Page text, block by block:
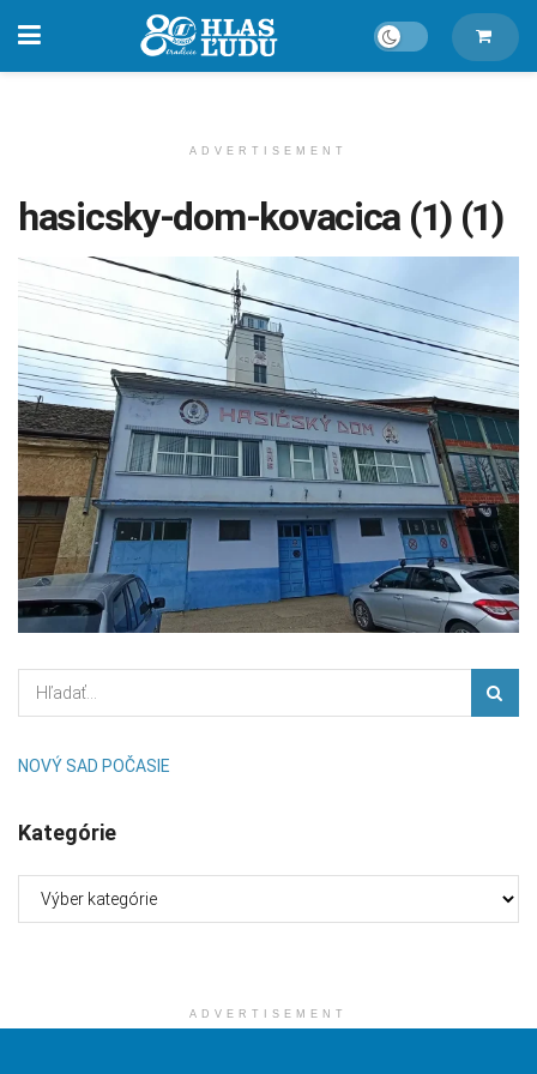
ADVERTISEMENT
hasicsky-dom-kovacica (1) (1)
NOVÝ SAD POČASIE
Kategórie
ADVERTISEMENT